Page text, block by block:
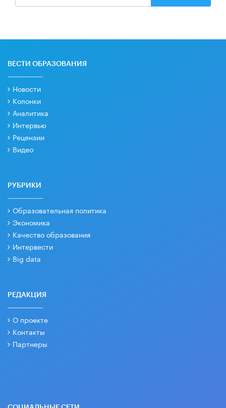
ВЕСТИ ОБРАЗОВАНИЯ
Новости
Колонки
Аналитика
Интервью
Рецензии
Видео
РУБРИКИ
Образовательная политика
Экономика
Качество образования
Интервести
Big data
РЕДАКЦИЯ
О проекте
Контакты
Партнеры